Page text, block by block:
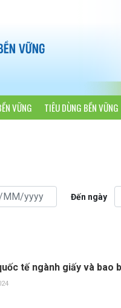
VỮNG TIÊU DÙNG BỀN VỮNG
Đến ngày
tế ngành giấy và bao